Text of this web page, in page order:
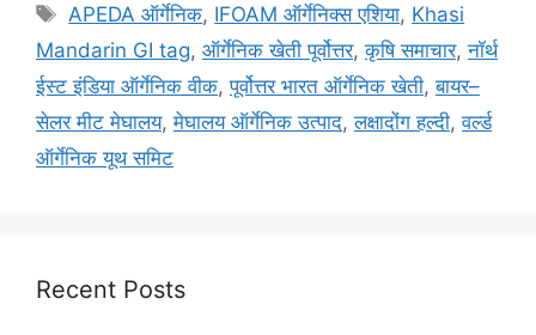
APEDA ऑर्गेनिक, IFOAM ऑर्गेनिक्स एशिया, Khasi
Mandarin GI tag, ऑर्गेनिक खेती पूर्वोत्तर,कृषि समाचार,नॉर्थ
ईस्ट इंडिया ऑर्गेनिक वीक,पूर्वोत्तर भारत ऑर्गेनिक खेती,बायर–
सेलर मीट मेघालय,मेघालय ऑर्गेनिक उत्पाद,लक्षादोंग हल्दी,वर्ल्ड
ऑर्गेनिक यूथ समिट
Recent Posts